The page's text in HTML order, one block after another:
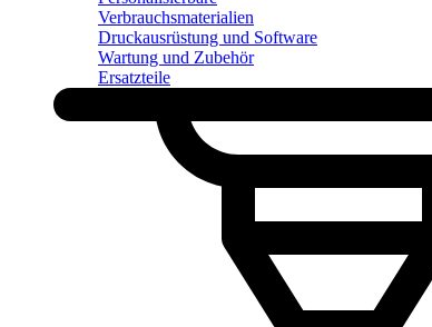
Verbrauchsmaterialien
Druckausrüstung und Software
Wartung und Zubehör
Ersatzteile